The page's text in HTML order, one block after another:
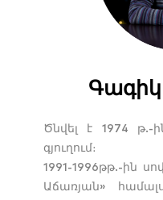
Ծնվել է 1974 թ.-
գյուղում։
1991-1996թթ.-ին
Աճառյան»